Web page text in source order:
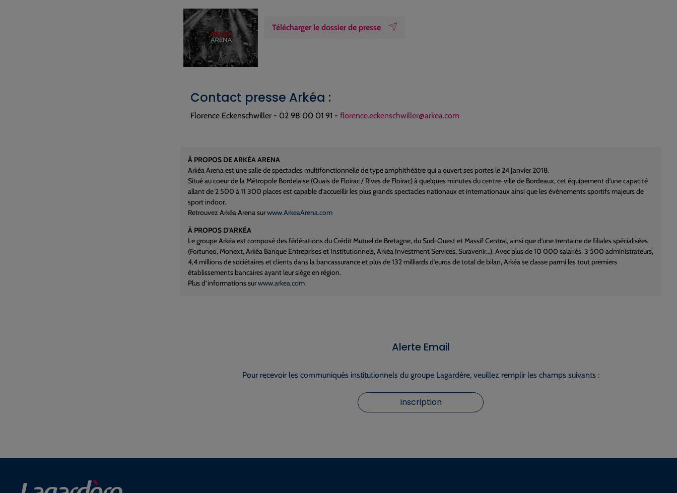
Télécharger le dossier de presse
Contact presse Arkéa :
Florence Eckenschwiller - 02 98 00 01 91 - florence.eckenschwiller@arkea.com
À PROPOS DE ARKÉA ARENA
Arkéa Arena est une salle de spectacles multifonctionnelle de type amphithéâtre qui a ouvert ses portes le 24 Janvier 2018.
Situé au coeur de la Métropole Bordelaise (Quais de Floirac / Rives de Floirac) à quelques minutes du centre-ville de Bordeaux, cet équipement d’une capacité
allant de 2 500 à 11 300 places est capable d’accueillir les plus grands spectacles nationaux et internationaux ainsi que les évènements sportifs majeurs de
sport indoor.
Retrouvez Arkéa Arena surwww.ArkeaArena.com
À PROPOS D’ARKÉA
Le groupe Arkéa est composé des fédérations du Crédit Mutuel de Bretagne, du Sud-Ouest et Massif Central, ainsi que d’une trentaine de filiales spécialisées
(Fortuneo, Monext, Arkéa Banque Entreprises et Institutionnels, Arkéa Investment Services, Suravenir…). Avec plus de 10 000 salariés, 3 500 administrateurs,
4,4 millions de sociétaires et clients dans la bancassurance et plus de 132 milliards d’euros de total de bilan, Arkéa se classe parmi les tout premiers
établissements bancaires ayant leur siège en région.
Plus d’informations surwww.arkea.com
Alerte Email
Pour recevoir les communiqués institutionnels du groupe Lagardère, veuillez remplir les champs suivants :
Inscription